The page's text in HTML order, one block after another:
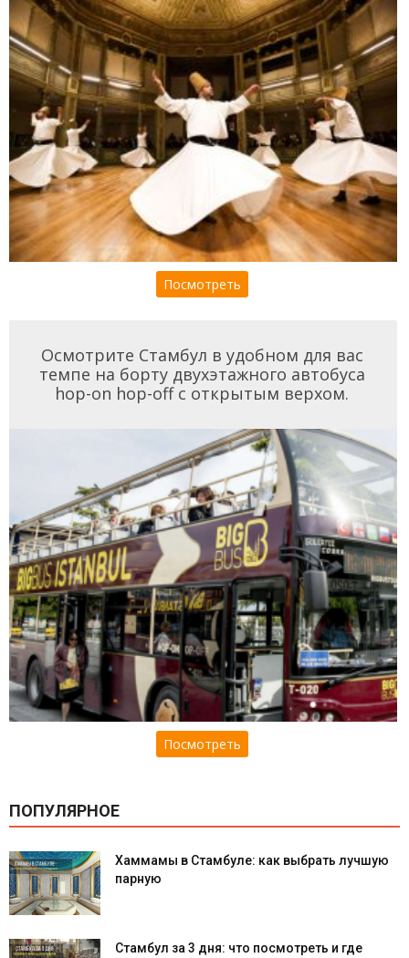
Посмотреть
Осмотрите Стамбул в удобном для вас
темпе на борту двухэтажного автобуса
hop-on hop-off с открытым верхом.
Посмотреть
ПОПУЛЯРНОЕ
Хаммамы в Стамбуле: как выбрать лучшую
парную
Стамбул за 3 дня: что посмотреть и где